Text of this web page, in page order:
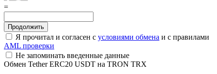
=
Я прочитал и согласен с условиями обмена и с правилами
AML проверки
Не запоминать введенные данные
Обмен Tether ERC20 USDT на TRON TRX